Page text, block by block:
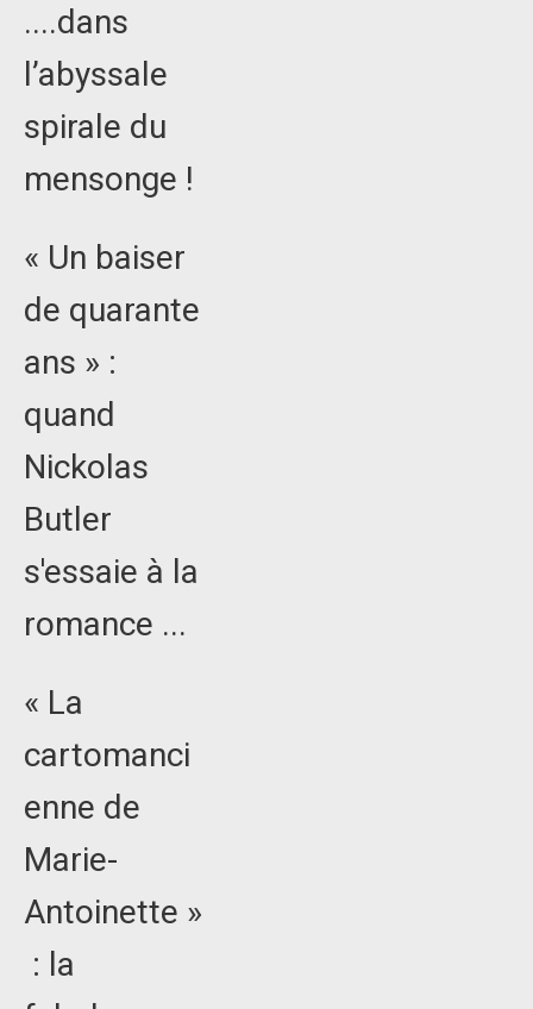
....dans
l’abyssale
spirale du
mensonge !
« Un baiser
de quarante
ans » :
quand
Nickolas
Butler
s'essaie à la
romance ...
« La
cartomanci
enne de
Marie-
Antoinette »
: la